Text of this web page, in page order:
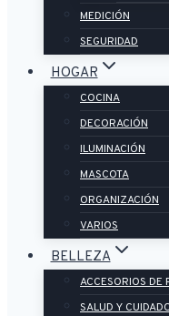
MEDICIÓN
SEGURIDAD
HOGAR
COCINA
DECORACIÓN
ILUMINACIÓN
MASCOTA
ORGANIZACIÓN
VARIOS
BELLEZA
ACCESORIOS DE
SALUD Y